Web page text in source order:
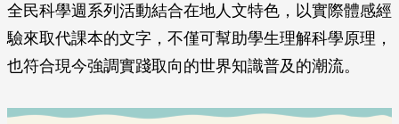
全民科學週系列活動結合在地人文特色，以實際體感經
驗來取代課本的文字，不僅可幫助學生理解科學原理，
也符合現今強調實踐取向的世界知識普及的潮流。